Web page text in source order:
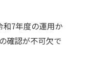
和7年度の運用か
確認が不可欠で